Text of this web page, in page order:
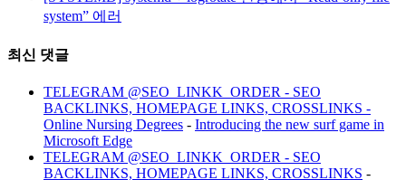
system” 에러
최신 댓글
TELEGRAM @SEO_LINKK_ORDER - SEO
BACKLINKS, HOMEPAGE LINKS, CROSSLINKS -
Online Nursing Degrees - Introducing the new surf game in
Microsoft Edge
TELEGRAM @SEO_LINKK_ORDER - SEO
BACKLINKS, HOMEPAGE LINKS, CROSSLINKS -